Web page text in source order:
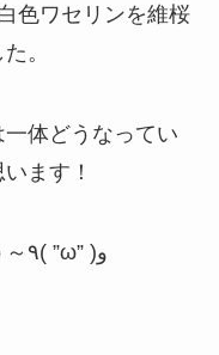
色ワセリンを維桜
。
体どうなってい
ます！
では、さっそくまいりましょう～٩( ”ω” )و